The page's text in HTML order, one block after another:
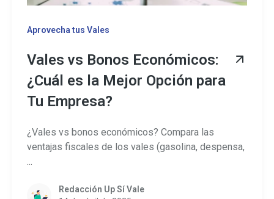
Aprovecha tus Vales
Vales vs Bonos Económicos:
¿Cuál es la Mejor Opción para
Tu Empresa?
¿Vales vs bonos económicos? Compara las
ventajas fiscales de los vales (gasolina, despensa,
...
Redacción Up Sí Vale